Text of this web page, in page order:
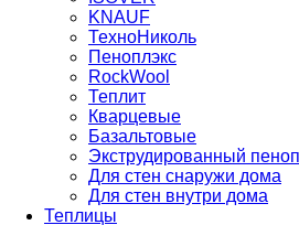
KNAUF
ТехноНиколь
Пеноплэкс
RockWool
Теплит
Кварцевые
Базальтовые
Экструдированный
Для стен снаружи дома
Для стен внутри дома
Теплицы